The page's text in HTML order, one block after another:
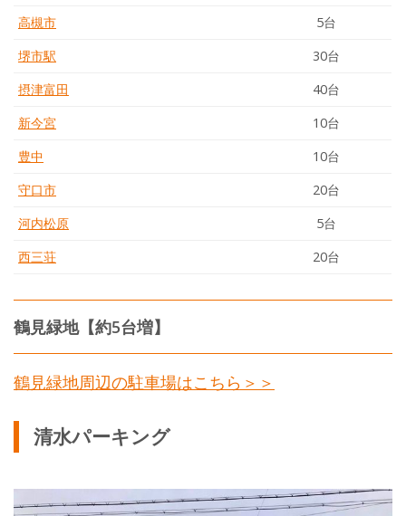
高槻市
5台
堺市駅
30台
摂津富田
40台
新今宮
10台
豊中
10台
守口市
20台
河内松原
5台
西三荘
20台
鶴見緑地【約5台増】
鶴見緑地周辺の駐車場はこちら＞＞
清水パーキング